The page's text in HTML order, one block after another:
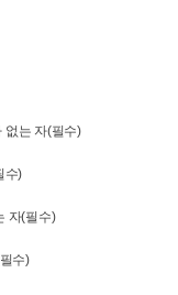
없는 자(필수)
수)
자(필수)
수)